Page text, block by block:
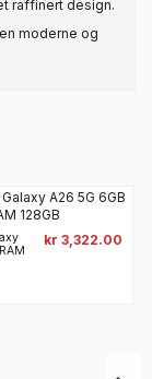
raffinert design.
moderne og
kr 3,322.00